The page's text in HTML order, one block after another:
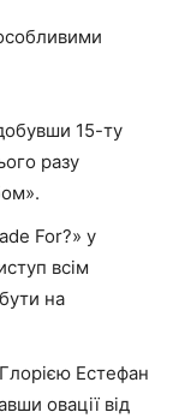
15-ту
разу
For?» у
всім
на
Естефан
овації від